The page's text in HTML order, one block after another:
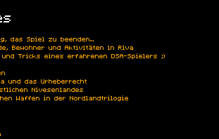
das Spiel zu beenden...
Bewohner und Aktivitäten in Riva
Tricks eines erfahrenen DSA-Spielers ;)
und das Urheberrecht
Nivesenlandes
Waffen in der Nordlandtrilogie